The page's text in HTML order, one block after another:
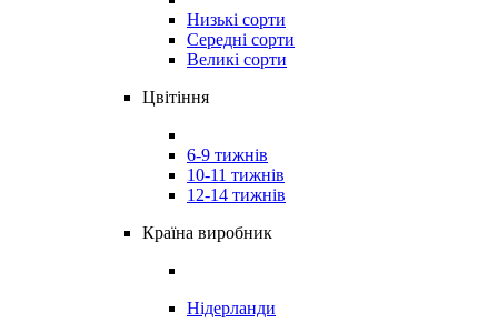
Низькі сорти
Середні сорти
Великі сорти
Цвітіння
6-9 тижнів
10-11 тижнів
12-14 тижнів
Країна виробник
Нідерланди